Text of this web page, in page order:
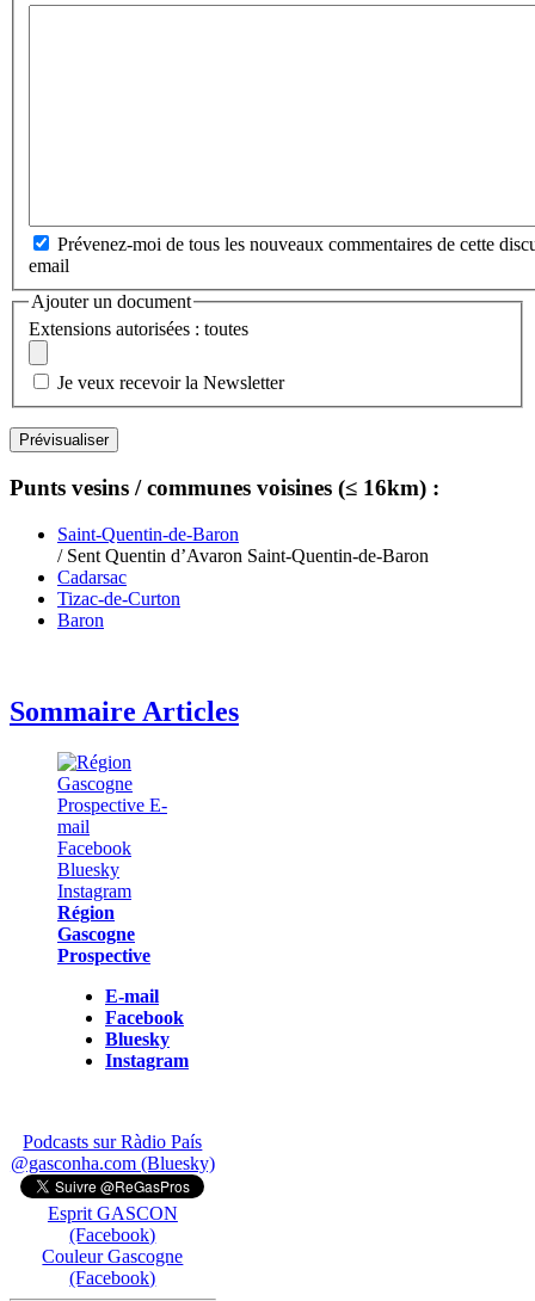
Prévenez-moi de tous les nouveaux commentaires de cette
email
Ajouter un document
Extensions autorisées : toutes
Je veux recevoir la Newsletter
Punts vesins / communes voisines (≤ 16km) :
Saint-Quentin-de-Baron
/ Sent Quentin d’Avaron Saint-Quentin-de-Baron
Cadarsac
Tizac-de-Curton
Baron
Sommaire Articles
Région
Gascogne
Prospective
E-mail
Facebook
Bluesky
Instagram
Podcasts sur Ràdio País
@gasconha.com (Bluesky)
Esprit GASCON
(Facebook)
Couleur Gascogne
(Facebook)